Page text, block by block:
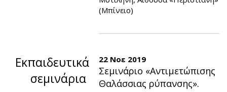
(Μπίνειο)
Εκπαιδευτικά
σεμινάρια
22 Νοε 2019
Σεμινάριο «Αντιμετώπισης
Θαλάσσιας ρύπανσης».